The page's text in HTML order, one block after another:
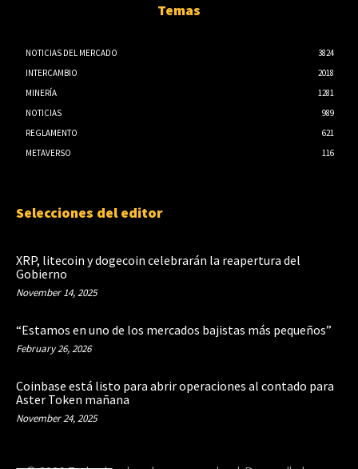
Temas
NOTICIAS DEL MERCADO
3824
INTERCAMBIO
2018
MINERÍA
1281
NOTICIAS
989
REGLAMENTO
621
METAVERSO
116
Selecciones del editor
XRP, litecoin y dogecoin celebrarán la reapertura del
Gobierno
November 14, 2025
“Estamos en uno de los mercados bajistas más pequeños”
February 26, 2026
Coinbase está listo para abrir operaciones al contado para
Aster Token mañana
November 24, 2025